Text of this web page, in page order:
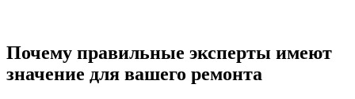
Почему правильные эксперты имеют
значение для вашего ремонта